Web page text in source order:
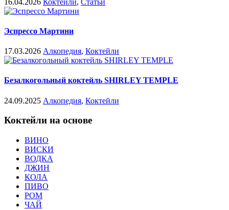
Эспрессо Мартини
17.03.2026 Алкопедия, Коктейли
Безалкогольный коктейль SHIRLEY TEMPLE
24.09.2025 Алкопедия, Коктейли
Коктейли на основе
ВИНО
ВИСКИ
ВОДКА
ДЖИН
КОЛА
ПИВО
РОМ
ЧАЙ